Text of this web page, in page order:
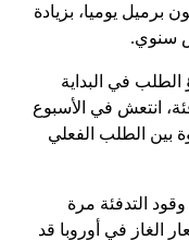
على النفط ارتفع إلى 103.4 مليون برميل يوميا، بزيادة
الطلب في البداية
انتعش في الأسبوع
بين الطلب الفعلي
التدفئة مرة
الغاز في أوروبا قد